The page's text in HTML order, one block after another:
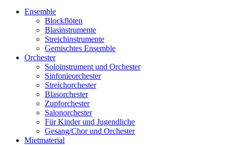
Ensemble
Blockflöten
Blasinstrumente
Streichinstrumente
Gemischtes Ensemble
Orchester
Soloinstrument und Orchester
Sinfonieorchester
Streichorchester
Blasorchester
Zupforchester
Salonorchester
Für Kinder und Jugendliche
Gesang/Chor und Orchester
Mietmaterial